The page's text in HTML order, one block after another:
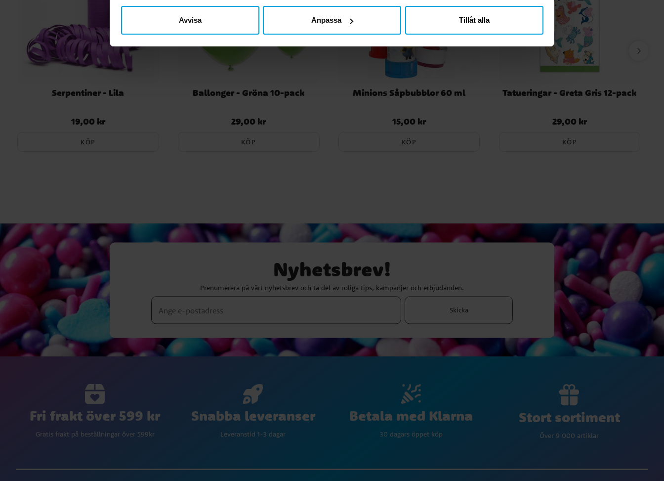
Avvisa Anpassa Tillåt alla
Serpentiner - Lila
Pris:19,00 kr
19,00 kr
KÖP
Ballonger - Gröna 10-pack
Pris:29,00 kr
29,00 kr
KÖP
Minions Såpbubblor 60 ml
Pris:15,00 kr
15,00 kr
KÖP
Tatueringar - Greta Gris 12-pack
Pris:29,00 kr
29,00 kr
KÖP
Nyhetsbrev!
Prenumerera på vårt nyhetsbrev och ta del av roliga tips, kampanjer och erbjudanden.
Skicka
Fri frakt över 599 kr
Gratis frakt på beställningar över 599kr
Snabba leveranser
Leveranstid 1-3 dagar
Betala med Klarna
30 dagars öppet köp
Stort sortiment
Över 9 000 artiklar